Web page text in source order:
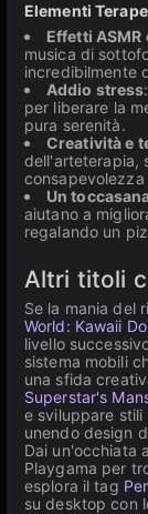
Elementi
Effetti ASMR
musica di
incredibilmente
Addio stress
per liberare la
pura serenità.
Creatività e
dell'arteterapia,
Un
aiutano a
regalando un
Altri titoli
Se la mania del
World: Kawaii
livello
sistema mobili
una sfida
Superstar's
e sviluppare
unendo design
Dai un'occhiata
Playgama per
esplora il tag
su desktop con